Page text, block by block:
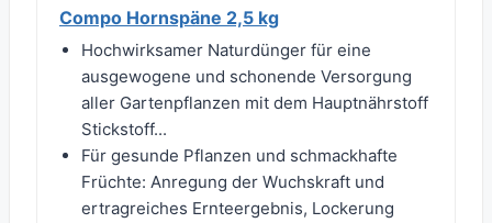
Compo Hornspäne 2,5 kg
Hochwirksamer Naturdünger für eine
ausgewogene und schonende Versorgung
aller Gartenpflanzen mit dem Hauptnährstoff
Stickstoff...
Für gesunde Pflanzen und schmackhafte
Früchte: Anregung der Wuchskraft und
ertragreiches Ernteergebnis, Lockerung